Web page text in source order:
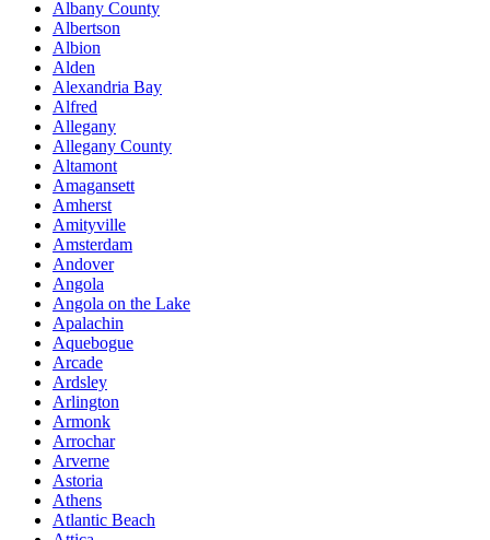
Albany County
Albertson
Albion
Alden
Alexandria Bay
Alfred
Allegany
Allegany County
Altamont
Amagansett
Amherst
Amityville
Amsterdam
Andover
Angola
Angola on the Lake
Apalachin
Aquebogue
Arcade
Ardsley
Arlington
Armonk
Arrochar
Arverne
Astoria
Athens
Atlantic Beach